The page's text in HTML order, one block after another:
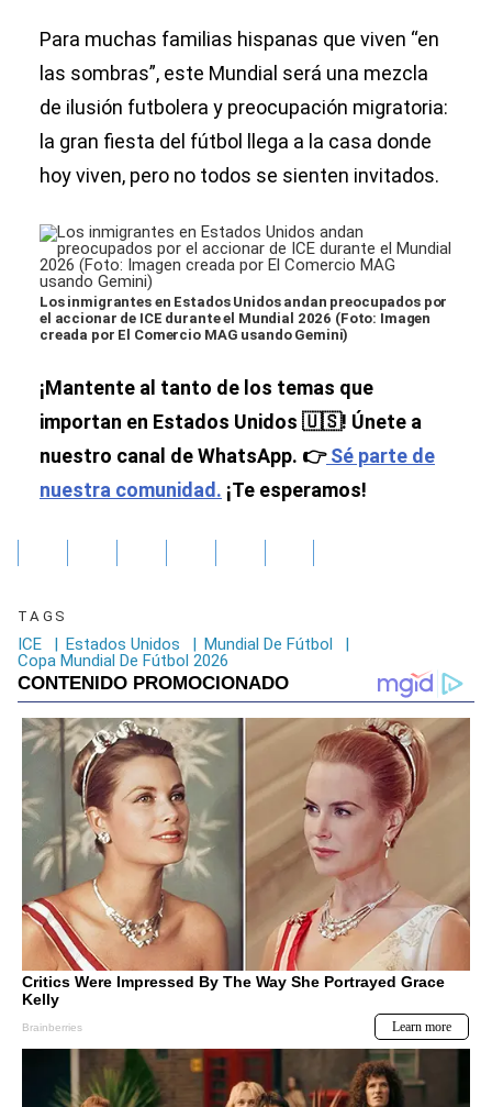
Para muchas familias hispanas que viven “en
las sombras”, este Mundial será una mezcla
de ilusión futbolera y preocupación migratoria:
la gran fiesta del fútbol llega a la casa donde
hoy viven, pero no todos se sienten invitados.
Los inmigrantes en Estados Unidos andan preocupados por
el accionar de ICE durante el Mundial 2026 (Foto: Imagen
creada por El Comercio MAG usando Gemini)
¡Mantente al tanto de los temas que
importan en Estados Unidos 🇺🇸! Únete a
nuestro canal de WhatsApp. 👉Sé parte de
nuestra comunidad. ¡Te esperamos!
TAGS
ICE | Estados Unidos | Mundial De Fútbol
|
Copa Mundial De Fútbol 2026